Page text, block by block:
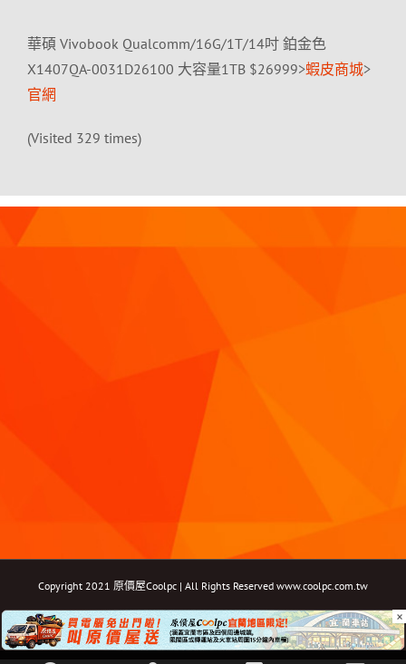
華碩 Vivobook Qualcomm/16G/1T/14吋 鉑金色
X1407QA-0031D26100 大容量1TB $26999>蝦皮商城>
官網
(Visited 329 times)
Copyright 2021 原價屋Coolpc | All Rights Reserved www.coolpc.com.tw
FacebookInstagramYouTubeTwitterEmail: ×